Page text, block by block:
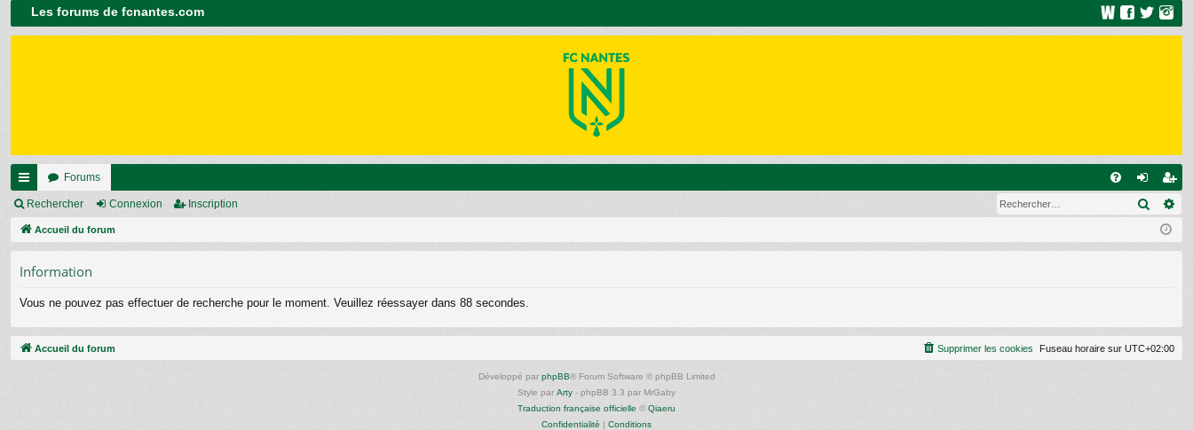
Les forums de fcnantes.com
ac
co
s
Forums
on ns
cri
Rechercher Connexion Inscription
Accueil du forum
Information
Vous ne pouvez pas effectuer de recherche pour le moment. Veuillez réessayer dans 88 secondes.
Accueil du forum Fuseau horaire sur UTC+02:00
Supprimer les cookies
Développé par phpBB® Forum Software © phpBB Limited
Style par Arty - phpBB 3.3 par MrGaby
Traduction française officielle © Qiaeru
Confidentialité | Conditions